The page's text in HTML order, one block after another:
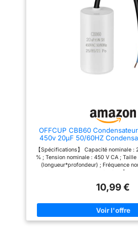
OFFCUP CBB60
450v 20μF 50/60HZ
Condensateurs Microfarad
Piscine Climatiseur
【Spécifications】 Capacité nominale :
% ; Tension nominale : 450 V CA ;
(longueur*profondeur) ; Fréquence
rendent compatible avec une
polyvalent polyvalent et un choix
clients. 【Environnement de travail】 Le
convient au démarrage et au
10,99 €